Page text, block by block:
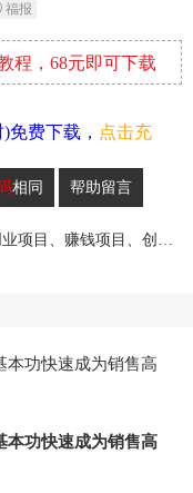
福报
程，68元即可下载
免费下载， 点击充
相同 帮助留言
玩锤子创业网是一个提供2024赚钱项目、创业项目、赚钱项目、创业赚钱教程、引流教程的创业网,欢迎来玩锤子创业网！
本功快速成为销售高
本功快速成为销售高